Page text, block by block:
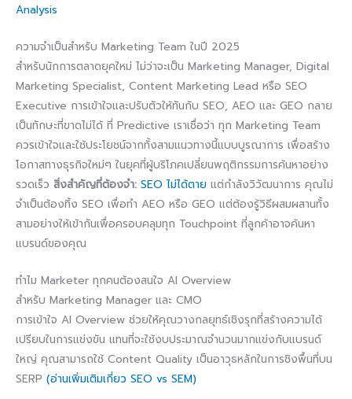
Analysis
ความจำเป็นสำหรับ Marketing Team ในปี 2025
สำหรับนักการตลาดยุคใหม่ ไม่ว่าจะเป็น Marketing Manager, Digital
Marketing Specialist, Content Marketing Lead หรือ SEO
Executive การเข้าใจและปรับตัวให้ทันกับ SEO, AEO และ GEO กลาย
เป็นทักษะที่ขาดไม่ได้ ที่ Predictive เราเชื่อว่า ทุก Marketing Team
ควรเข้าใจและใช้ประโยชน์จากทั้งสามแนวทางนี้แบบบูรณาการ เพื่อสร้าง
โอกาสทางธุรกิจใหม่ๆ ในยุคที่ผู้บริโภคเปลี่ยนพฤติกรรมการค้นหาอย่าง
รวดเร็ว สิ่งสำคัญที่ต้องจำ: SEO ไม่ได้ตาย แต่กำลังวิวัฒนาการ คุณไม่
จำเป็นต้องทิ้ง SEO เพื่อทำ AEO หรือ GEO แต่ต้องรู้วิธีผสมผสานทั้ง
สามอย่างให้เข้ากันเพื่อครอบคลุมทุก Touchpoint ที่ลูกค้าอาจค้นหา
แบรนด์ของคุณ
ทำไม Marketer ทุกคนต้องสนใจ AI Overview
สำหรับ Marketing Manager และ CMO
การเข้าใจ AI Overview ช่วยให้คุณวางกลยุทธ์เชิงรุกที่สร้างความได้
เปรียบในการแข่งขัน แทนที่จะใช้งบประมาณจำนวนมากแข่งกับแบรนด์
ใหญ่ คุณสามารถใช้ Content Quality เป็นอาวุธหลักในการชิงพื้นที่บน
SERP (อ่านเพิ่มเติมเกี่ยว SEO vs SEM)